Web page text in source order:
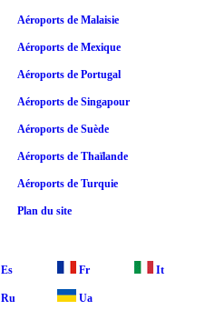
Aéroports de Malaisie
Aéroports de Mexique
Aéroports de Portugal
Aéroports de Singapour
Aéroports de Suède
Aéroports de Thaïlande
Aéroports de Turquie
Plan du site
Es Fr It
Ru Ua